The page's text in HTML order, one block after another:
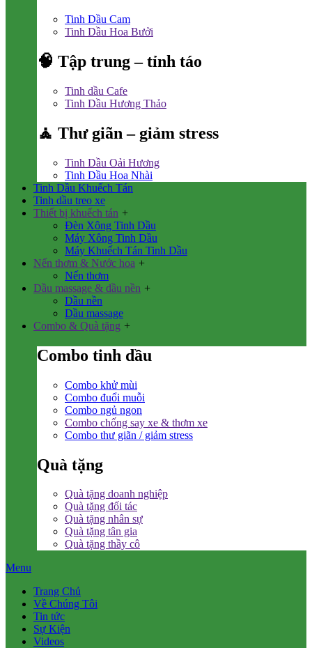
Tinh Dầu Cam
Tinh Dầu Hoa Bưởi
🧠 Tập trung – tỉnh táo
Tinh dầu Cafe
Tinh Dầu Hương Thảo
🧘 Thư giãn – giảm stress
Tinh Dầu Oải Hương
Tinh Dầu Hoa Nhài
Tinh Dầu Khuếch Tán
Tinh dầu treo xe
Thiết bị khuếch tán +
Đèn Xông Tinh Dầu
Máy Xông Tinh Dầu
Máy Khuếch Tán Tinh Dầu
Nến thơm & Nước hoa +
Nến thơm
Dầu massage & dầu nền +
Dầu nền
Dầu massage
Combo & Quà tặng +
Combo tinh dầu
Combo khử mùi
Combo đuổi muỗi
Combo ngủ ngon
Combo chống say xe & thơm xe
Combo thư giãn / giảm stress
Quà tặng
Quà tặng doanh nghiệp
Quà tặng đối tác
Quà tặng nhân sự
Quà tặng tân gia
Quà tặng thầy cô
Menu
Trang Chủ
Về Chúng Tôi
Tin tức
Sự Kiện
Videos